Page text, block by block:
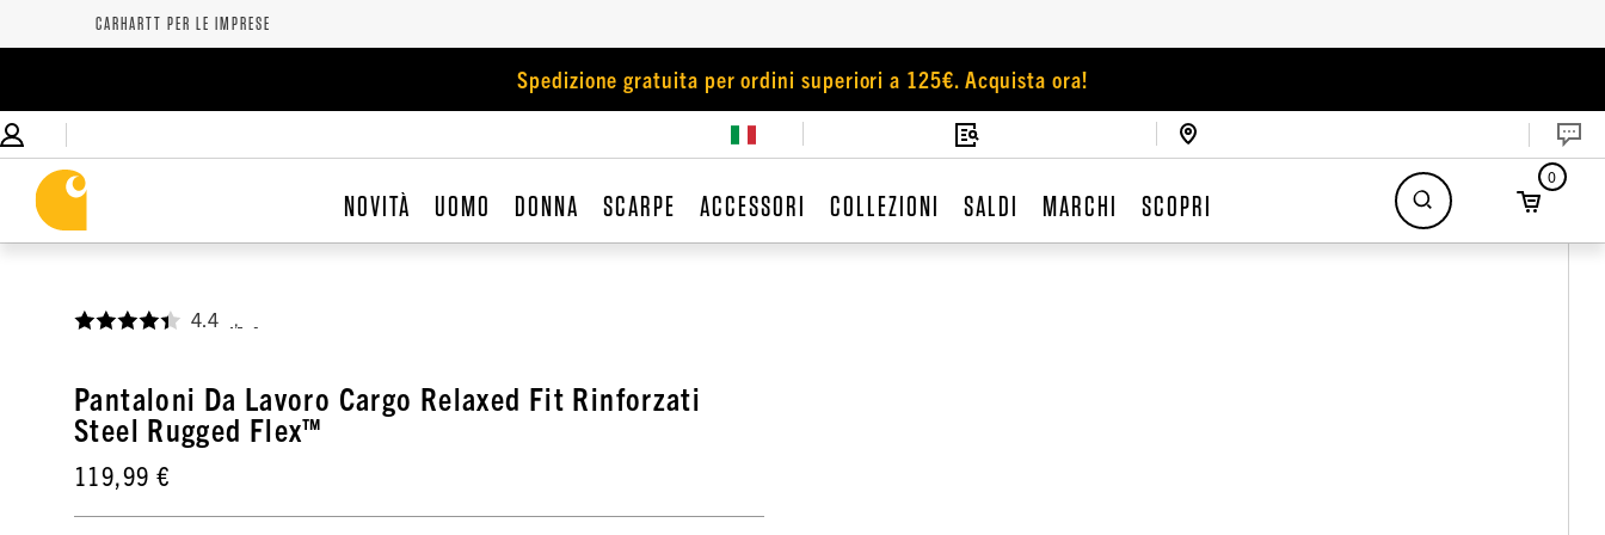
CARHARTT PER LE IMPRESE
Spedizione gratuita per ordini superiori a 125€. Acquista ora!
NOVITÀ UOMO DONNA SCARPE ACCESSORI COLLEZIONI SALDI MARCHI SCOPRI
0
4.4
Pantaloni Da Lavoro Cargo Relaxed Fit Rinforzati
Steel Rugged Flex™
119,99 €